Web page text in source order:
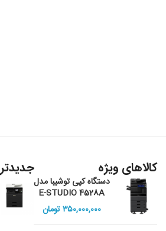
کالاهای ویژه
دستگاه کپی توشیبا مدل
E-STUDIO 4528A
۳۵۰,۰۰۰,۰۰۰تومان